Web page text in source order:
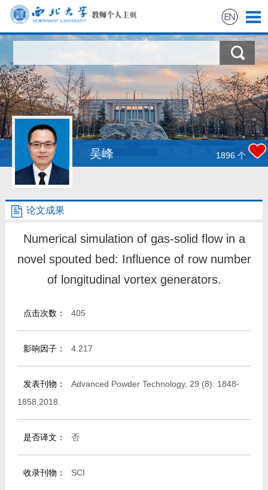
科学研究
教学研究
获奖信息
招生信息
学生信息
我的相册
教师博客
吴峰 1896 个
论文成果
Numerical simulation of gas-solid flow in a
novel spouted bed: Influence of row number
of longitudinal vortex generators.
点击次数： 405
影响因子： 4.217
发表刊物：
Advanced Powder Technology, 29 (8): 1848-
1858,2018.
是否译文： 否
收录刊物： SCI